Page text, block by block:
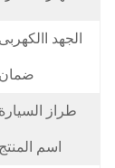
الجهد االكهربى:
ضمان:
طراز السيارة:
اسم المنتج: